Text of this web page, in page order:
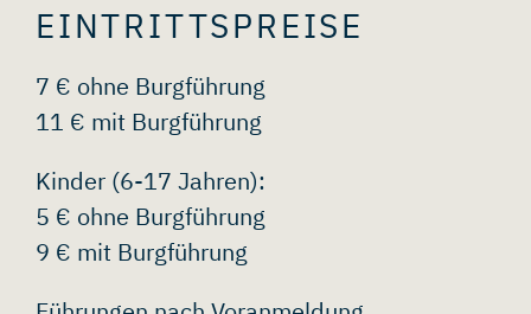
EINTRITTSPREISE
7 € ohne Burgführung
11 € mit Burgführung
Kinder (6-17 Jahren):
5 € ohne Burgführung
9 € mit Burgführung